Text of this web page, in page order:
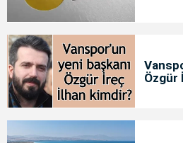
Özgür